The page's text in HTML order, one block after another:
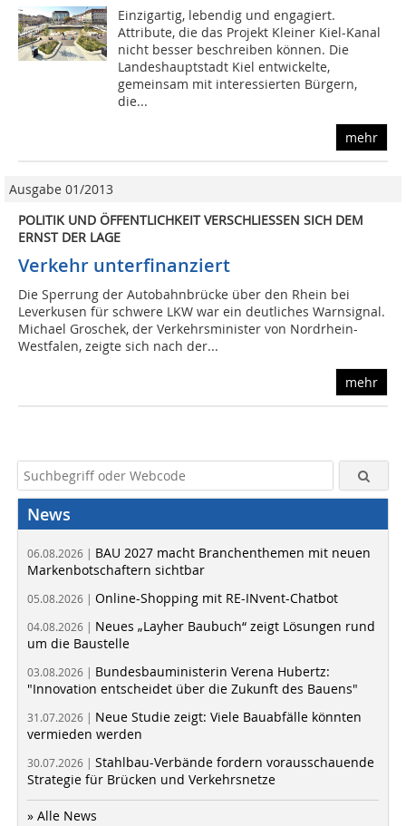
Einzigartig, lebendig und engagiert.
Attribute, die das Projekt Kleiner Kiel-Kanal
nicht besser beschreiben können. Die
Landeshauptstadt Kiel entwickelte,
gemeinsam mit interessierten Bürgern,
die...
mehr
Ausgabe 01/2013
POLITIK UND ÖFFENTLICHKEIT VERSCHLIESSEN SICH DEM
ERNST DER LAGE
Verkehr unterfinanziert
Die Sperrung der Autobahnbrücke über den Rhein bei
Leverkusen für schwere LKW war ein deutliches Warnsignal.
Michael Groschek, der Verkehrsminister von Nordrhein-
Westfalen, zeigte sich nach der...
mehr
News
06.08.2026 | BAU 2027 macht Branchenthemen mit neuen
Markenbotschaftern sichtbar
05.08.2026 | Online-Shopping mit RE-INvent-Chatbot
04.08.2026 | Neues „Layher Baubuch“ zeigt Lösungen rund
um die Baustelle
03.08.2026 | Bundesbauministerin Verena Hubertz:
"Innovation entscheidet über die Zukunft des Bauens"
31.07.2026 | Neue Studie zeigt: Viele Bauabfälle könnten
vermieden werden
30.07.2026 | Stahlbau-Verbände fordern vorausschauende
Strategie für Brücken und Verkehrsnetze
» Alle News